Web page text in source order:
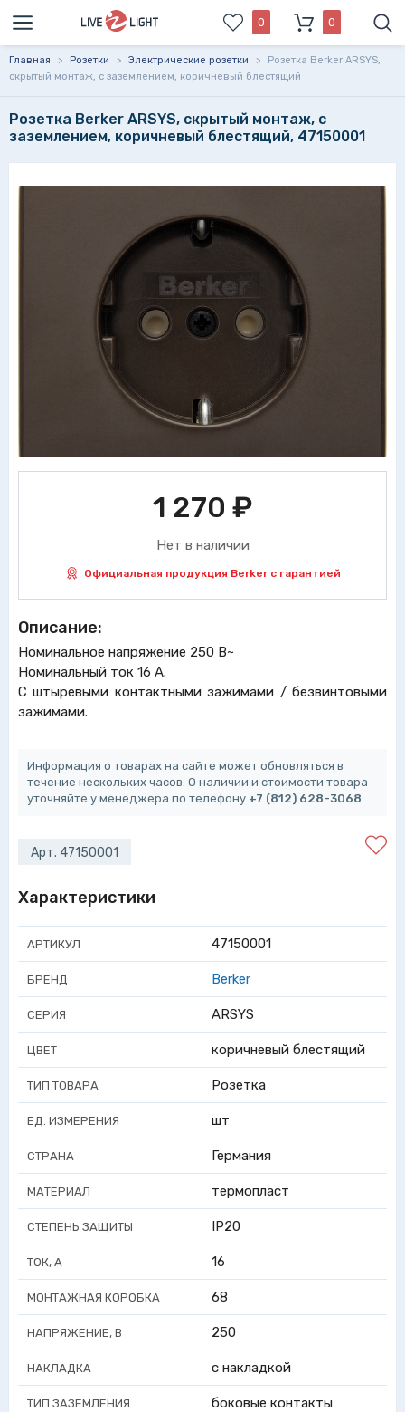
0 0
Главная > Розетки > Электрические розетки >
Розетка Berker ARSYS,
скрытый монтаж, с заземлением, коричневый блестящий
Розетка Berker ARSYS, скрытый монтаж, с
заземлением, коричневый блестящий, 47150001
1 270 ₽
Нет в наличии
Официальная продукция Berker с гарантией
Описание:
Номинальное напряжение 250 В~
Номинальный ток 16 A.
С штыревыми контактными зажимами / безвинтовыми
зажимами.
Информация о товарах на сайте может обновляться в
течение нескольких часов. О наличии и стоимости товара
уточняйте у менеджера по телефону +7 (812) 628-3068
Арт. 47150001
Характеристики
АРТИКУЛ 47150001
БРЕНД Berker
СЕРИЯ ARSYS
ЦВЕТ коричневый блестящий
ТИП ТОВАРА Розетка
ЕД. ИЗМЕРЕНИЯ шт
СТРАНА Германия
МАТЕРИАЛ термопласт
СТЕПЕНЬ ЗАЩИТЫ IP20
ТОК, А 16
МОНТАЖНАЯ КОРОБКА 68
НАПРЯЖЕНИЕ, В 250
НАКЛАДКА с накладкой
ТИП ЗАЗЕМЛЕНИЯ боковые контакты